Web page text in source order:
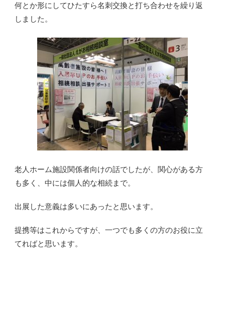
何とか形にしてひたすら名刺交換と打ち合わせを繰り返
しました。
老人ホーム施設関係者向けの話でしたが、関心がある方
も多く、中には個人的な相続まで。
出展した意義は多いにあったと思います。
提携等はこれからですが、一つでも多くの方のお役に立
てればと思います。